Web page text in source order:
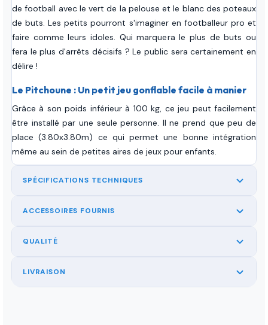
de football avec le vert de la pelouse et le blanc des poteaux
de buts. Les petits pourront s'imaginer en footballeur pro et
faire comme leurs idoles. Qui marquera le plus de buts ou
fera le plus d'arrêts décisifs ? Le public sera certainement en
délire !
Le Pitchoune : Un petit jeu gonflable facile à manier
Grâce à son poids inférieur à 100 kg, ce jeu peut facilement
être installé par une seule personne. Il ne prend que peu de
place (3.80x3.80m) ce qui permet une bonne intégration
même au sein de petites aires de jeux pour enfants.
SPÉCIFICATIONS TECHNIQUES
ACCESSOIRES FOURNIS
QUALITÉ
LIVRAISON